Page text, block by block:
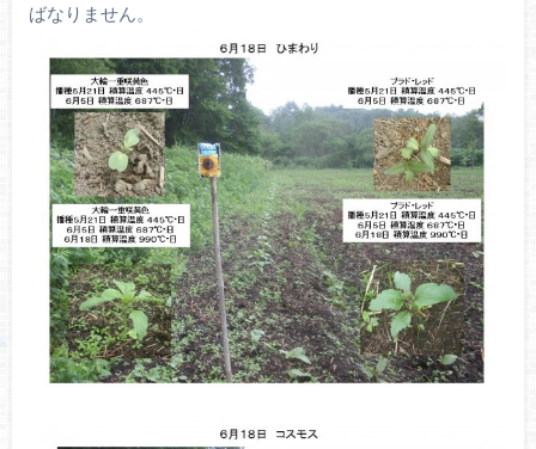
ばなりません。